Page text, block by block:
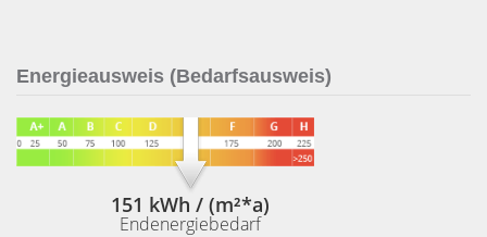
Energieausweis (Bedarfsausweis)
151 kWh / (m²*a)
Endenergiebedarf